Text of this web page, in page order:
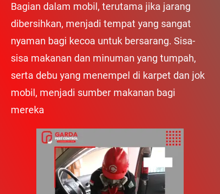
Bagian dalam mobil, terutama jika jarang
dibersihkan, menjadi tempat yang sangat
nyaman bagi kecoa untuk bersarang. Sisa-
sisa makanan dan minuman yang tumpah,
serta debu yang menempel di karpet dan jok
mobil, menjadi sumber makanan bagi
mereka